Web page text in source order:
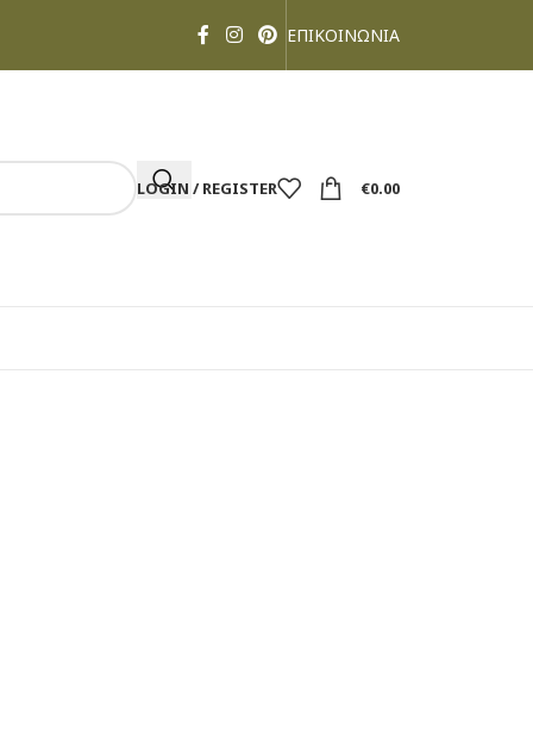
ΕΠΙΚΟΙΝΩΝΙΑ
LOGIN / REGISTER €0.00